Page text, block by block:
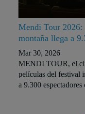
Mendi Tour 2026:
montaña llega a
Mar 30, 2026
MENDI TOUR, el
películas del festival
a 9.300